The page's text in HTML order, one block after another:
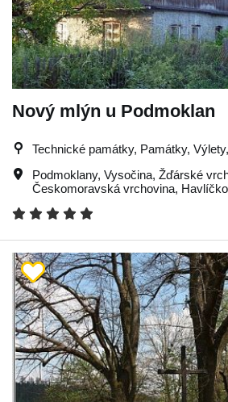
Nový mlýn u Podmoklan
Technické památky, Památky,
Podmoklany, Vysočina, Žďárské
Českomoravská vrchovina,